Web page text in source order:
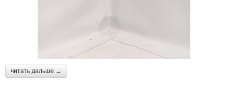
читать дальше →